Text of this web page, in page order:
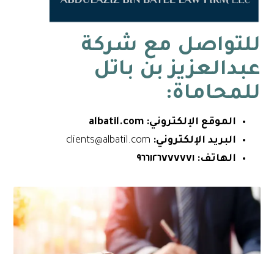
للتواصل مع شركة
عبدالعزيز بن باتل
للمحاماة:
الموقع الإلكتروني: albatil.com
البريد الإلكتروني:
الهاتف: ٩٦٦١٢٦٧٧٧٧٧١